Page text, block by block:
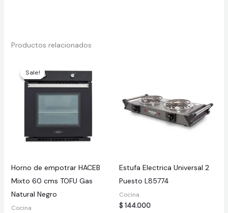
Productos relacionados
Sale!
Sale!
Horno de empotrar HACEB
Mixto 60 cms TOFU Gas
Natural Negro
Cocina
Estufa Electrica Universal 2
Puesto L85774
Cocina
$144.000